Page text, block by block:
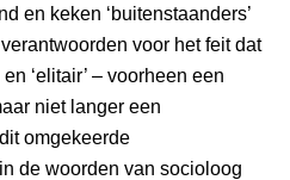
en keken ‘buitenstaanders’
voor het feit dat
‘elitair’ – voorheen een
niet langer een
omgekeerde
de woorden van socioloog